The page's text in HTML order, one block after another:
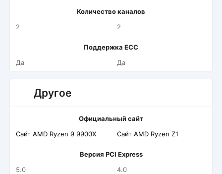
Количество каналов
2
2
Поддержка ECC
Да
Да
Другое
Официальный сайт
Сайт AMD Ryzen 9 9900X
Сайт AMD Ryzen Z1
Версия PCI Express
5.0
4.0